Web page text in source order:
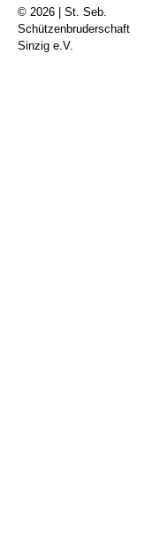
© 2026 | St. Seb.
Schützenbruderschaft
Sinzig e.V.